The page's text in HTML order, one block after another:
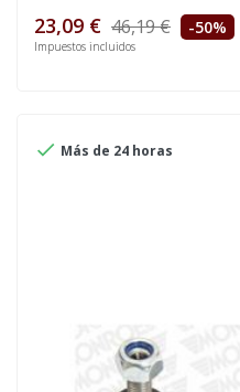
23,09 € 46,19 € -50%
Impuestos incluidos
 Más de 24 horas